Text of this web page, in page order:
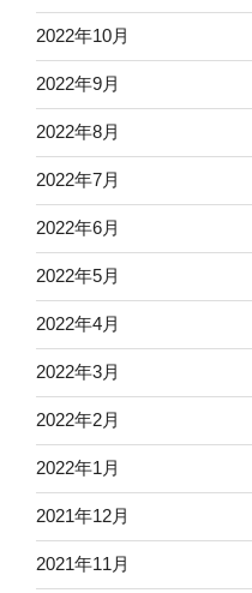
2022年10月
2022年9月
2022年8月
2022年7月
2022年6月
2022年5月
2022年4月
2022年3月
2022年2月
2022年1月
2021年12月
2021年11月